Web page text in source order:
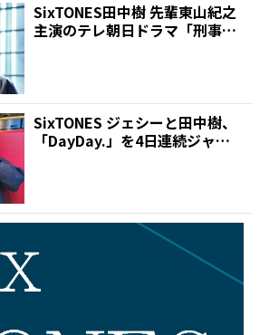
SixTONES田中樹 先輩東山紀之
主演のテレ朝日ドラマ「刑事7
SixTONES ジェシーと田中樹、
「DayDay.」を4日連続ジャッ